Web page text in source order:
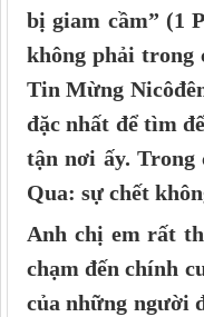
bị giam cầm” (1
không phải trong
Tin Mừng
đặc nhất để tìm
tận nơi ấy. Trong
Qua: sự chết
Anh chị em rất
chạm đến chính
của những người